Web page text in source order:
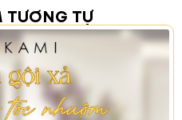
nước tinh khiết, rượu
natri clorua, natri
sulfat, nước Natri oxit,
lỏng
methylisothiazolinone,
axit béo dầu dừa
TƯƠNG TỰ